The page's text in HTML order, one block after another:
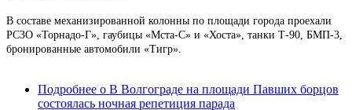
В составе механизированной колонны по площади города проехали
РСЗО «Торнадо-Г», гаубицы «Мста-С» и «Хоста», танки Т-90, БМП-3,
бронированные автомобили «Тигр».
Подробнее о В Волгограде на площади Павших борцов
состоялась ночная репетиция парада